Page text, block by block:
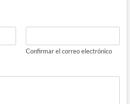
Confirmar el correo electrónico